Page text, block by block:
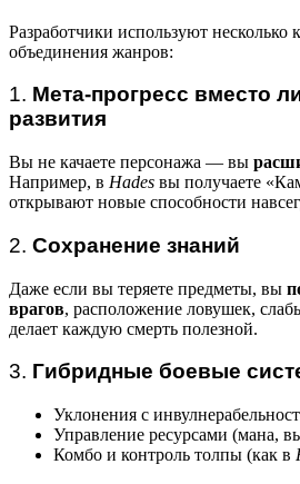
Разработчики используют
объединения жанров:
1. Мета-прогресс вместо
развития
Вы не качаете персонажа — вы
Например, в Hades вы получаете
открывают новые способности
2. Сохранение знаний
Даже если вы теряете предметы, вы
врагов, расположение ловушек,
делает каждую смерть полезной.
3. Гибридные боевые
Уклонения с
Управление ресурсами (мана,
Комбо и контроль толпы (как в